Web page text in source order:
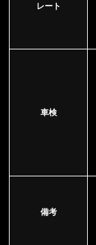
レート
車検
備考